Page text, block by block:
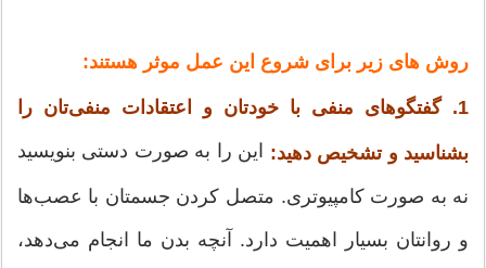
روش های زیر برای شروع این عمل موثر هستند:
1. گفتگوهای منفی با خودتان و اعتقادات منفی‌تان را
بشناسید و تشخیص دهید: این را به صورت دستی بنویسید
نه به صورت کامپیوتری. متصل کردن جسمتان با عصب‌ها
و روانتان بسیار اهمیت دارد. آنچه بدن ما انجام می‌دهد،